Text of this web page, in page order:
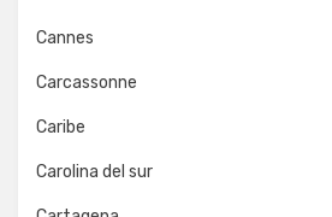
Cannes
Carcassonne
Caribe
Carolina del sur